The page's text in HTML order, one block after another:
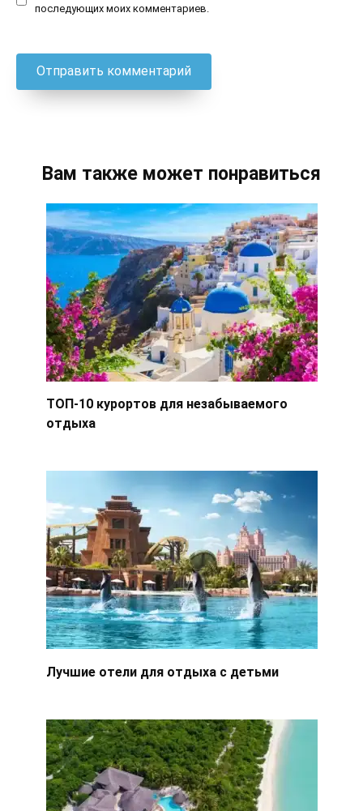
последующих моих комментариев.
Вам также может понравиться
ТОП-10 курортов для незабываемого
отдыха
Лучшие отели для отдыха с детьми